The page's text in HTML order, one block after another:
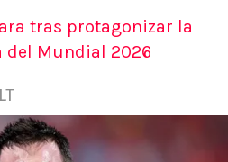
tras protagonizar la
del Mundial 2026